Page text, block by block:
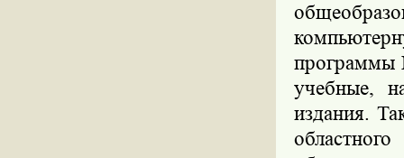
программы
учебные,
издания.